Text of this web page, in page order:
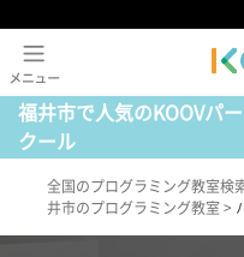
福井市で人気のKOOVパ
クール
全国のプログラミング教室検
井市のプログラミング教室 >